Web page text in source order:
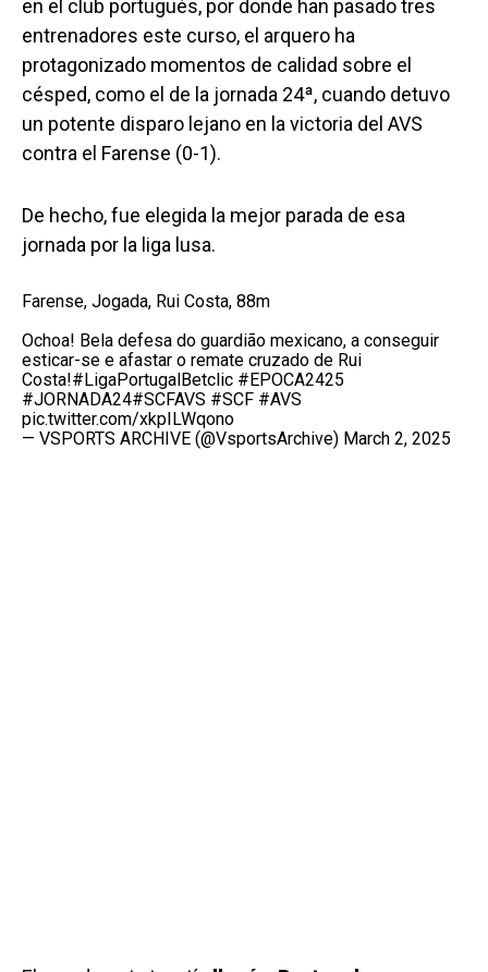
en el club portugués, por donde han pasado tres
entrenadores este curso, el arquero ha
protagonizado momentos de calidad sobre el
césped, como el de la jornada 24ª, cuando detuvo
un potente disparo lejano en la victoria del AVS
contra el Farense (0-1).
De hecho, fue elegida la mejor parada de esa
jornada por la liga lusa.
Farense, Jogada, Rui Costa, 88m
Ochoa! Bela defesa do guardião mexicano, a conseguir
esticar-se e afastar o remate cruzado de Rui
Costa!#LigaPortugalBetclic #EPOCA2425
#JORNADA24#SCFAVS #SCF #AVS
pic.twitter.com/xkpILWqono
— VSPORTS ARCHIVE (@VsportsArchive) March 2, 2025